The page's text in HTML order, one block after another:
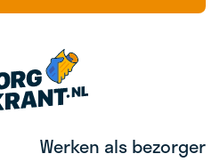
Werken als bezorger